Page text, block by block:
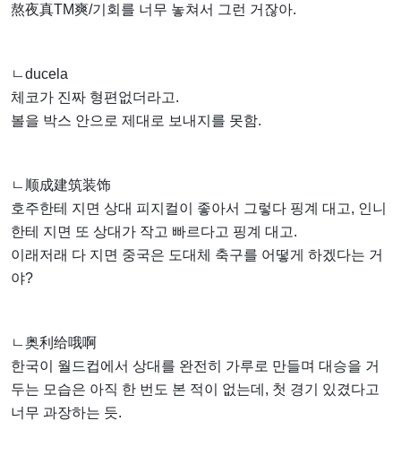
熬夜真TM爽/기회를 너무 놓쳐서 그런 거잖아.
ㄴducela
체코가 진짜 형편없더라고.
볼을 박스 안으로 제대로 보내지를 못함.
ㄴ顺成建筑装饰
호주한테 지면 상대 피지컬이 좋아서 그렇다 핑계 대고, 인니
한테 지면 또 상대가 작고 빠르다고 핑계 대고.
이래저래 다 지면 중국은 도대체 축구를 어떻게 하겠다는 거
야?
ㄴ奥利给哦啊
한국이 월드컵에서 상대를 완전히 가루로 만들며 대승을 거
두는 모습은 아직 한 번도 본 적이 없는데, 첫 경기 있겼다고
너무 과장하는 듯.